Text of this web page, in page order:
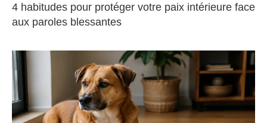
4 habitudes pour protéger votre paix intérieure face
aux paroles blessantes